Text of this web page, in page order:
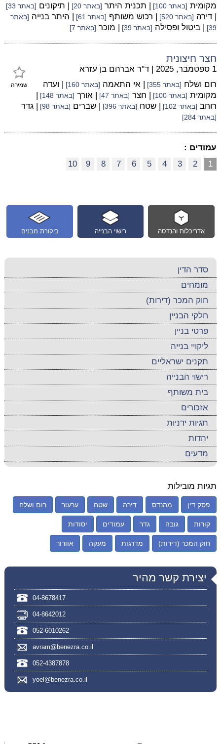
מקומית [באתר 100] | תכנית היתר [באתר 20] | תיקונים [באתר 33]
| דירה [באתר 520] | רכוש משותף [באתר 61] | היתר בנייה [באתר
39]
| ביטול ופסילה [באתר 39] | מוכר [באתר 7]
חצר חיצונית
שמירה
1 ספטמבר, 2025 | ד"ר אברהם בן עזרא
רום ושלח [באתר 355] | אי התאמה [באתר 160]
| ועדה
מקומית [באתר 100] | חצר [באתר 47] | אורך [באתר 148]
|
רוחב [באתר 102] | שטח [באתר 396] | שברים [באתר 98] | גדר
[באתר 284]
עמודים :
1
2
3
4
5
6
7
8
9
10
ביקורת מבנים רישוי הבנייה אדריכלות והנדסה
סדר הדין
מומחים
חוק המכר (דירות)
חלקי הבניין
פרטי בניין
ליקויי בנייה
תקנים ישראליים
רישוי הבנייה
בית משותף
אזכורים
תגיות ידניות
יהדות
מדעים
תגיות מובילות
פסק דין מהנדס דירה שטח ערעור רום ושלח
קורות גובה גדר עמודים יסודות
חוק המכר (דירות) מדרגות מעקה אוורור
יצירת קשר מהיר
04-8678417
04-8642012
052-6010262
avram@benezra.co.il
052-4387878
yoel@benezra.co.il